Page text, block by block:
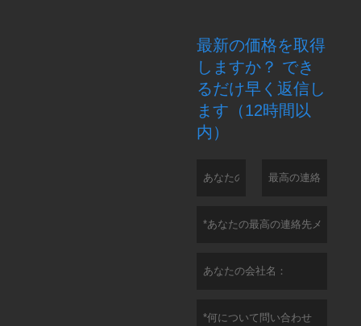
最新の価格を取得
しますか？ でき
るだけ早く返信し
ます（12時間以
内）